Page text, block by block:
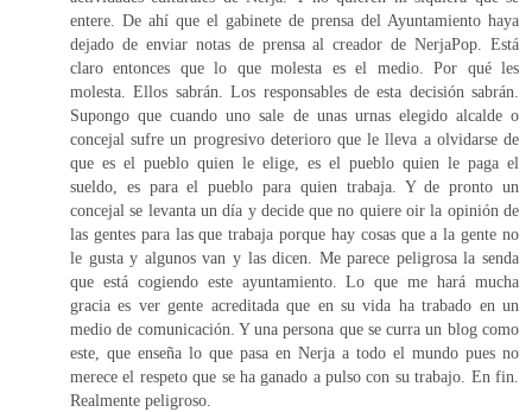
entere. De ahí que el gabinete de prensa del Ayuntamiento haya
dejado de enviar notas de prensa al creador de NerjaPop. Está
claro entonces que lo que molesta es el medio. Por qué les
molesta. Ellos sabrán. Los responsables de esta decisión sabrán.
Supongo que cuando uno sale de unas urnas elegido alcalde o
concejal sufre un progresivo deterioro que le lleva a olvidarse de
que es el pueblo quien le elige, es el pueblo quien le paga el
sueldo, es para el pueblo para quien trabaja. Y de pronto un
concejal se levanta un día y decide que no quiere oir la opinión de
las gentes para las que trabaja porque hay cosas que a la gente no
le gusta y algunos van y las dicen. Me parece peligrosa la senda
que está cogiendo este ayuntamiento. Lo que me hará mucha
gracia es ver gente acreditada que en su vida ha trabado en un
medio de comunicación. Y una persona que se curra un blog como
este, que enseña lo que pasa en Nerja a todo el mundo pues no
merece el respeto que se ha ganado a pulso con su trabajo. En fin.
Realmente peligroso.